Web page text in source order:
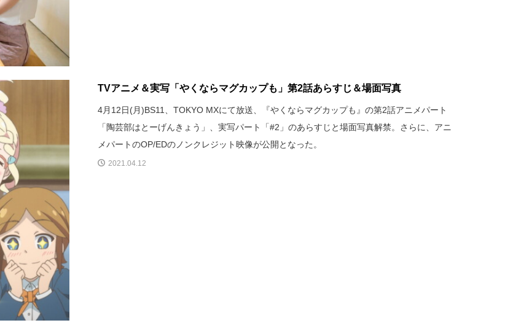
TVアニメ＆実写「やくならマグカップも」第2話あらすじ＆場面写真
4月12日(月)BS11、TOKYO MXにて放送、『やくならマグカップも』の第2話アニメパート
「陶芸部はとーげんきょう」、実写パート「#2」のあらすじと場面写真解禁。さらに、アニ
メパートのOP/EDのノンクレジット映像が公開となった。
2021.04.12